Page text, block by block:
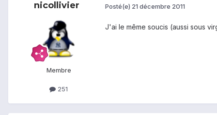
nicollivier
Membre
251
Posté(e) 21 décembre 2011
J'ai le même soucis (aussi sous